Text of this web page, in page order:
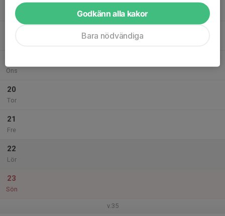
Mån
Ons
20
Tor
21
Fre
22
Lör
23
Sön
v.35
Godkänn alla kakor
Bara nödvändiga